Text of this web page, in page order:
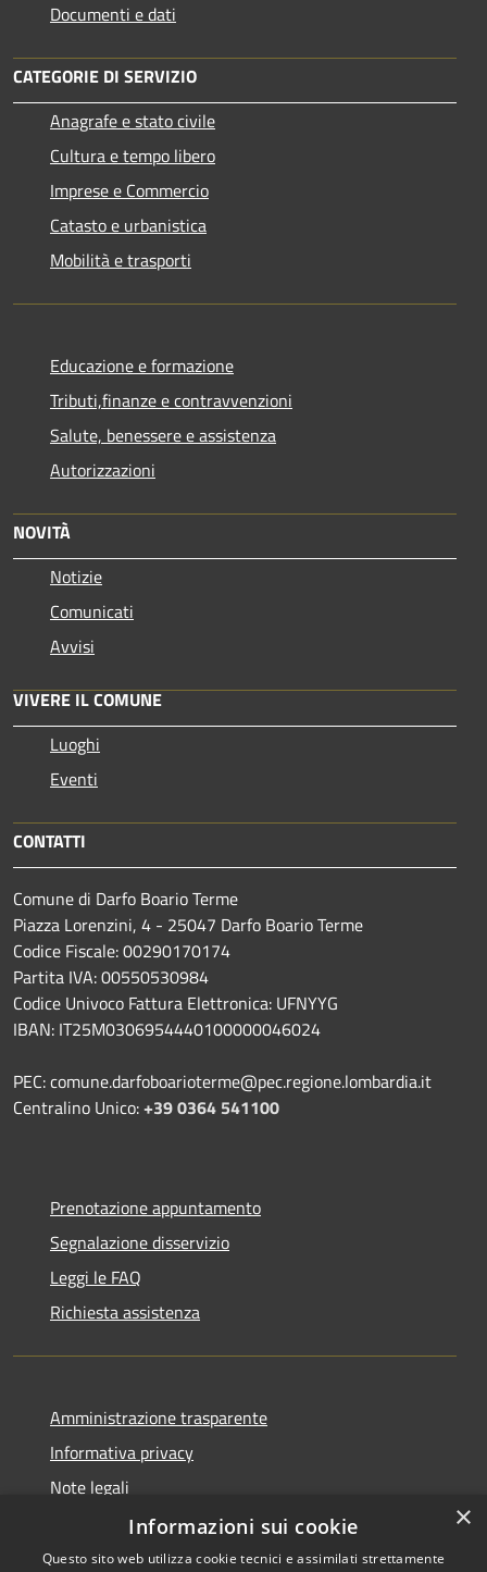
Documenti e dati
CATEGORIE DI SERVIZIO
Anagrafe e stato civile
Cultura e tempo libero
Imprese e Commercio
Catasto e urbanistica
Mobilità e trasporti
Educazione e formazione
Tributi,finanze e contravvenzioni
Salute, benessere e assistenza
Autorizzazioni
NOVITÀ
Notizie
Comunicati
Avvisi
VIVERE IL COMUNE
Luoghi
Eventi
CONTATTI
Comune di Darfo Boario Terme
Piazza Lorenzini, 4 - 25047 Darfo Boario Terme
Codice Fiscale: 00290170174
Partita IVA: 00550530984
Codice Univoco Fattura Elettronica: UFNYYG
IBAN: IT25M0306954440100000046024
PEC: comune.darfoboarioterme@pec.regione.lombardia.it
Centralino Unico:+39 0364 541100
Prenotazione appuntamento
Segnalazione disservizio
Leggi le FAQ
Richiesta assistenza
Amministrazione trasparente
Informativa privacy
Note legali
Dichiarazione di accessibilità
×
Informazioni sui cookie
Questo sito web utilizza cookie tecnici e assimilati strettamente